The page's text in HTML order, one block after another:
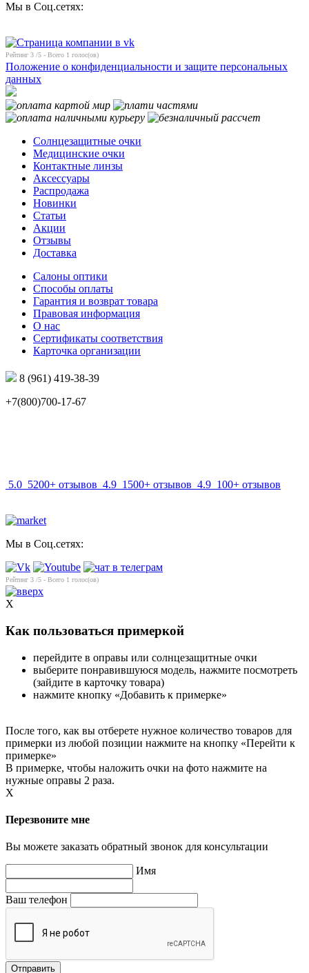
Мы в Соц.сетях:
Рейтинг 3 /5 - Всего 1 голос(ов)
Положение о конфиденциальности и защите персональных
данных
Солнцезащитные очки
Медицинские очки
Контактные линзы
Аксессуары
Распродажа
Новинки
Статьи
Акции
Отзывы
Доставка
Салоны оптики
Способы оплаты
Гарантия и возврат товара
Правовая информация
О нас
Сертификаты соответствия
Карточка организации
8 (961) 419-38-39
+7(800)700-17-67
5.0 5200+ отзывов 4.9 1500+ отзывов 4.9 100+ отзывов
Мы в Соц.сетях:
Рейтинг 3 /5 - Всего 1 голос(ов)
X
Как пользоваться примеркой
перейдите в оправы или солнцезащитные очки
выберите понравившуюся модель, нажмите посмотреть
(зайдите в карточку товара)
нажмите кнопку «Добавить к примерке»
После того, как вы отберете нужное количество товаров для
примерки из любой позиции нажмите на кнопку «Перейти к
примерке»
В примерке, чтобы наложить очки на фото нажмите на
нужные оправы 2 раза.
X
Перезвоните мне
Вы можете заказать обратный звонок для консультации
Имя
Ваш телефон